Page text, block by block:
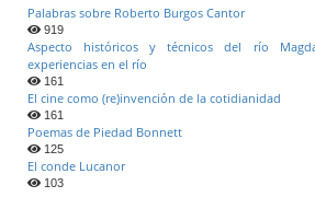
Palabras sobre Roberto Burgos Cantor
919
Aspecto históricos y técnicos del río
experiencias en el río
161
El cine como (re)invención de la cotidianidad
161
Poemas de Piedad Bonnett
125
El conde Lucanor
103